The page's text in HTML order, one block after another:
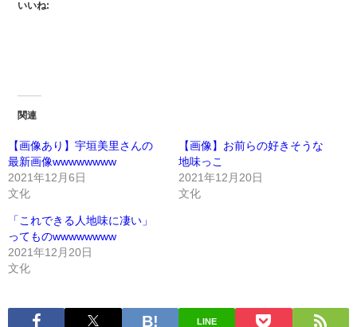
いいね:
関連
【画像あり】宇垣美里さんの
最新画像wwwwwwww
2021年12月6日
文化
【画像】お前らの好きそうな
地味っこ
2021年12月20日
文化
「これできる人地味に凄い」
ってものwwwwwwww
2021年12月20日
文化
LINE